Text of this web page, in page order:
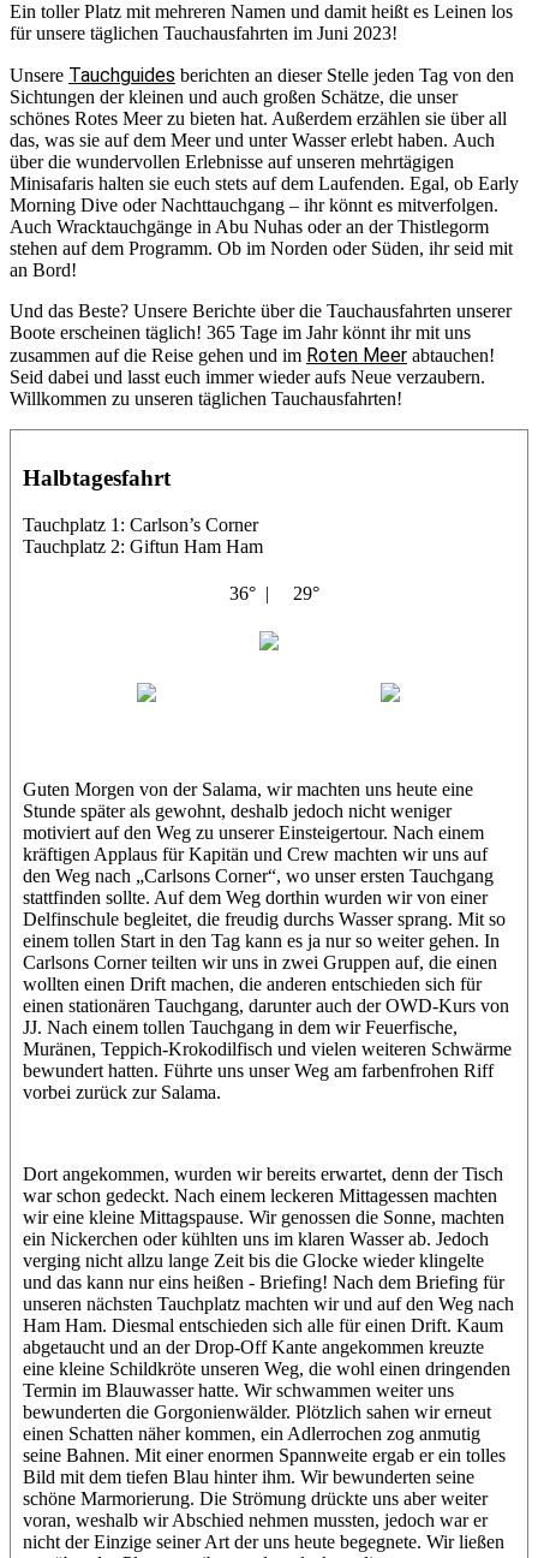
Ein toller Platz mit mehreren Namen und damit heißt es Leinen los
für unsere täglichen Tauchausfahrten im Juni 2023!
Unsere Tauchguides berichten an dieser Stelle jeden Tag von den
Sichtungen der kleinen und auch großen Schätze, die unser
schönes Rotes Meer zu bieten hat. Außerdem erzählen sie über all
das, was sie auf dem Meer und unter Wasser erlebt haben. Auch
über die wundervollen Erlebnisse auf unseren mehrtägigen
Minisafaris halten sie euch stets auf dem Laufenden. Egal, ob Early
Morning Dive oder Nachttauchgang – ihr könnt es mitverfolgen.
Auch Wracktauchgänge in Abu Nuhas oder an der Thistlegorm
stehen auf dem Programm. Ob im Norden oder Süden, ihr seid mit
an Bord!
Und das Beste? Unsere Berichte über die Tauchausfahrten unserer
Boote erscheinen täglich! 365 Tage im Jahr könnt ihr mit uns
zusammen auf die Reise gehen und im Roten Meer abtauchen!
Seid dabei und lasst euch immer wieder aufs Neue verzaubern.
Willkommen zu unseren täglichen Tauchausfahrten!
Halbtagesfahrt
Tauchplatz 1: Carlson’s Corner
Tauchplatz 2: Giftun Ham Ham
36° | 29°
Guten Morgen von der Salama, wir machten uns heute eine
Stunde später als gewohnt, deshalb jedoch nicht weniger
motiviert auf den Weg zu unserer Einsteigertour. Nach einem
kräftigen Applaus für Kapitän und Crew machten wir uns auf
den Weg nach „Carlsons Corner“, wo unser ersten Tauchgang
stattfinden sollte. Auf dem Weg dorthin wurden wir von einer
Delfinschule begleitet, die freudig durchs Wasser sprang. Mit so
einem tollen Start in den Tag kann es ja nur so weiter gehen. In
Carlsons Corner teilten wir uns in zwei Gruppen auf, die einen
wollten einen Drift machen, die anderen entschieden sich für
einen stationären Tauchgang, darunter auch der OWD-Kurs von
JJ. Nach einem tollen Tauchgang in dem wir Feuerfische,
Muränen, Teppich-Krokodilfisch und vielen weiteren Schwärme
bewundert hatten. Führte uns unser Weg am farbenfrohen Riff
vorbei zurück zur Salama.
Dort angekommen, wurden wir bereits erwartet, denn der Tisch
war schon gedeckt. Nach einem leckeren Mittagessen machten
wir eine kleine Mittagspause. Wir genossen die Sonne, machten
ein Nickerchen oder kühlten uns im klaren Wasser ab. Jedoch
verging nicht allzu lange Zeit bis die Glocke wieder klingelte
und das kann nur eins heißen - Briefing! Nach dem Briefing für
unseren nächsten Tauchplatz machten wir und auf den Weg nach
Ham Ham. Diesmal entschieden sich alle für einen Drift. Kaum
abgetaucht und an der Drop-Off Kante angekommen kreuzte
eine kleine Schildkröte unseren Weg, die wohl einen dringenden
Termin im Blauwasser hatte. Wir schwammen weiter uns
bewunderten die Gorgonienwälder. Plötzlich sahen wir erneut
einen Schatten näher kommen, ein Adlerrochen zog anmutig
seine Bahnen. Mit einer enormen Spannweite ergab er ein tolles
Bild mit dem tiefen Blau hinter ihm. Wir bewunderten seine
schöne Marmorierung. Die Strömung drückte uns aber weiter
voran, weshalb wir Abschied nehmen mussten, jedoch war er
nicht der Einzige seiner Art der uns heute begegnete. Wir ließen